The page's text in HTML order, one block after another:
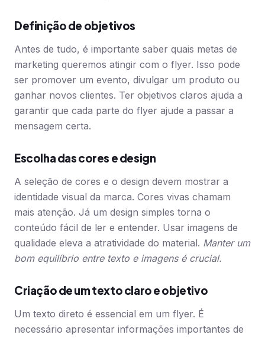
Definição de objetivos
Antes de tudo, é importante saber quais metas de
marketing queremos atingir com o flyer. Isso pode
ser promover um evento, divulgar um produto ou
ganhar novos clientes. Ter objetivos claros ajuda a
garantir que cada parte do flyer ajude a passar a
mensagem certa.
Escolha das cores e design
A seleção de cores e o design devem mostrar a
identidade visual da marca. Cores vivas chamam
mais atenção. Já um design simples torna o
conteúdo fácil de ler e entender. Usar imagens de
qualidade eleva a atratividade do material. Manter um
bom equilíbrio entre texto e imagens é crucial.
Criação de um texto claro e objetivo
Um texto direto é essencial em um flyer. É
necessário apresentar informações importantes de